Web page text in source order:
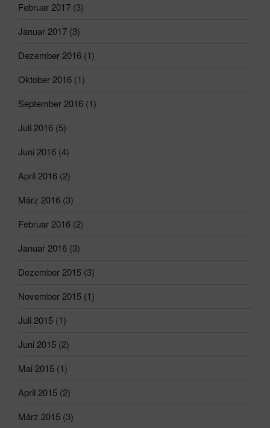
Februar 2017 (3)
Januar 2017 (3)
Dezember 2016 (1)
Oktober 2016 (1)
September 2016 (1)
Juli 2016 (5)
Juni 2016 (4)
April 2016 (2)
März 2016 (3)
Februar 2016 (2)
Januar 2016 (3)
Dezember 2015 (3)
November 2015 (1)
Juli 2015 (1)
Juni 2015 (2)
Mai 2015 (1)
April 2015 (2)
März 2015 (3)